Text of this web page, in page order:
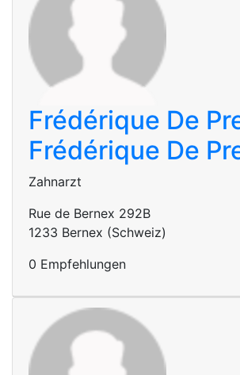
Frédérique De
Frédérique De
Zahnarzt
Rue de Bernex 292B
1233 Bernex (Schweiz)
0 Empfehlungen